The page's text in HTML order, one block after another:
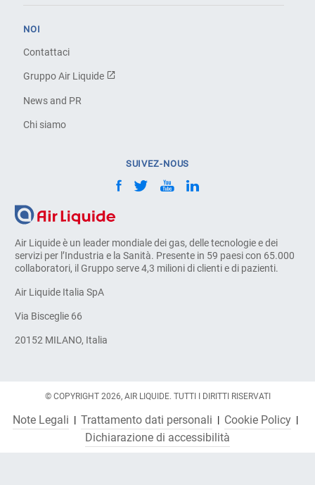
Air Liquide è un leader mondiale dei gas, delle tecnologie e dei
servizi per l’Industria e la Sanità. Presente in 59 paesi con 65.000
collaboratori, il Gruppo serve 4,3 milioni di clienti e di pazienti.
Air Liquide Italia SpA
Via Bisceglie 66
20152 MILANO, Italia
NOI
Contattaci
Gruppo Air Liquide
News and PR
Chi siamo
SUIVEZ-NOUS
© COPYRIGHT 2026, AIR LIQUIDE. TUTTI I DIRITTI RISERVATI
Note Legali Trattamento dati personali
Cookie Policy
Dichiarazione di accessibilità